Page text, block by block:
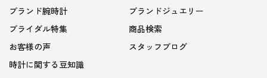
ブランド腕時計
ブランドジュエリー
ブライダル特集
商品検索
お客様の声
スタッフブログ
時計に関する豆知識